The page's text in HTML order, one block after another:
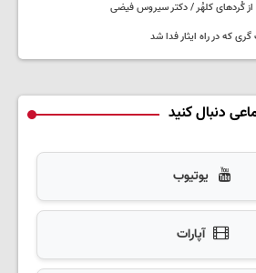
کُردهای کلهُر / دکتر سیروس فیضی
که در راه ایثار فدا شد
دنبال کنید
یوتیوب
آپارات